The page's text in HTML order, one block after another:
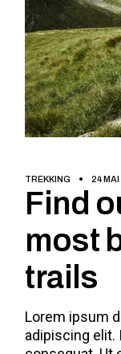
TREKKING 24
Find
most
trails
Lorem ipsum
adipiscing elit.